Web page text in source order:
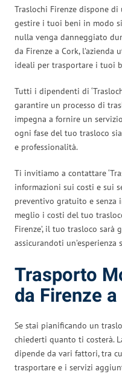
Traslochi Firenze dispone
gestire i tuoi beni in modo
nulla venga danneggiato
da Firenze a Cork,
ideali per trasportare i tuoi
Tutti i dipendenti di
garantire un processo di
impegna a fornire un
ogni fase del tuo trasloco
e professionalità.
Ti invitiamo a contattare
informazioni sui costi e sui
preventivo gratuito e senza
meglio i costi del tuo
Firenze’, il tuo trasloco sarà
assicurandoti un’esperienza
Trasporto
da Firenze
Se stai pianificando un
chiederti quanto ti costerà.
dipende da vari fattori, tra
trasportare e i servizi